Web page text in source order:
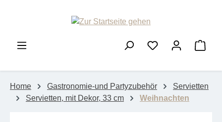
Home Gastronomie-und Partyzubehör
Servietten
Servietten, mit Dekor, 33 cm
Weihnachten